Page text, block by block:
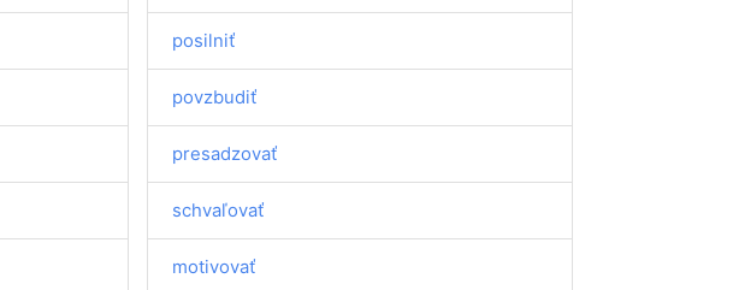
posilniť
povzbudiť
presadzovať
schvaľovať
motivovať